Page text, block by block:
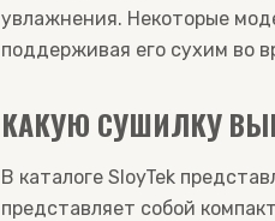
увлажнения. Некоторые
поддерживая его сухим во
КАКУЮ СУШИЛКУ
В каталоге SloyTek
представляет собой